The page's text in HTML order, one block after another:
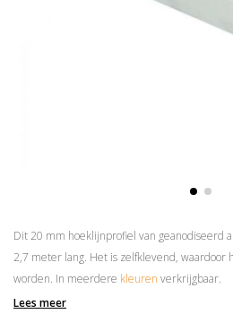
Dit 20 mm hoeklijnprofiel van geanodiseerd
2,7 meter lang. Het is zelfklevend, waardoor
worden. In meerdere kleuren verkrijgbaar.
Prijs is per 2,7 meter
Lees meer